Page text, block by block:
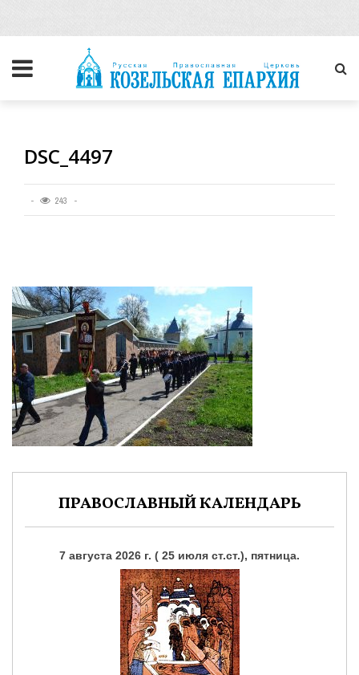
DSC_4497
243
ПРАВОСЛАВНЫЙ КАЛЕНДАРЬ
7 августа 2026 г. ( 25 июля ст.ст.), пятница.